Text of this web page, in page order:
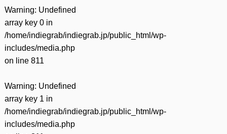
Warning: Undefined
array key 0 in
/home/indiegrab/indiegrab.jp/public_html/wp-
includes/media.php
on line 811
Warning: Undefined
array key 1 in
/home/indiegrab/indiegrab.jp/public_html/wp-
includes/media.php